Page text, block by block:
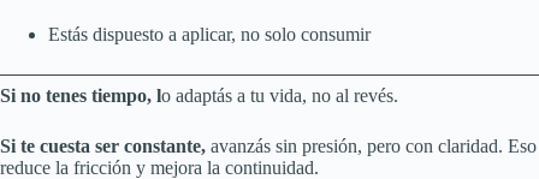
Estás dispuesto a aplicar, no solo consumir
Si no tenes tiempo, lo adaptás a tu vida, no al revés.
Si te cuesta ser constante, avanzás sin presión, pero con claridad. Eso
reduce la fricción y mejora la continuidad.